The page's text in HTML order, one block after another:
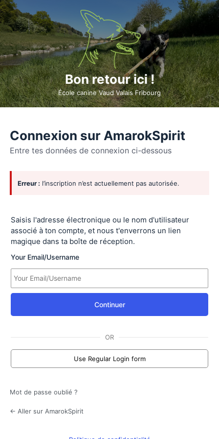
Connexion sur AmarokSpirit
Entre tes données de connexion ci-dessous
Se
connecter
Erreur : l’inscription n’est actuellement pas autorisée.
Saisis l'adresse électronique ou le nom d'utilisateur
associé à ton compte, et nous t'enverrons un lien
magique dans ta boîte de réception.
Your Email/Username
Continuer
OR
Use Regular Login form
Mot de passe oublié ?
← Aller sur AmarokSpirit
Bon retour ici !
École canine Vaud Valais Fribourg